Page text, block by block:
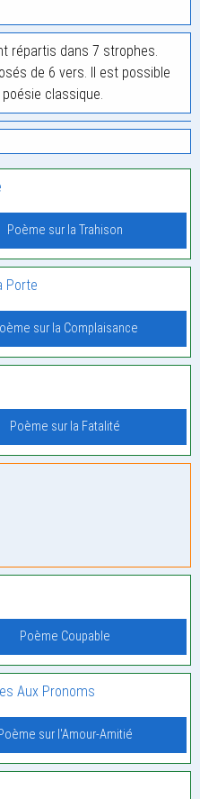
répartis dans 7 strophes.
de 6 vers. Il est possible
classique.
Poème sur la Trahison
Porte
sur la Complaisance
Poème sur la Fatalité
Poème Coupable
Aux Pronoms
Poème sur l'Amour-Amitié